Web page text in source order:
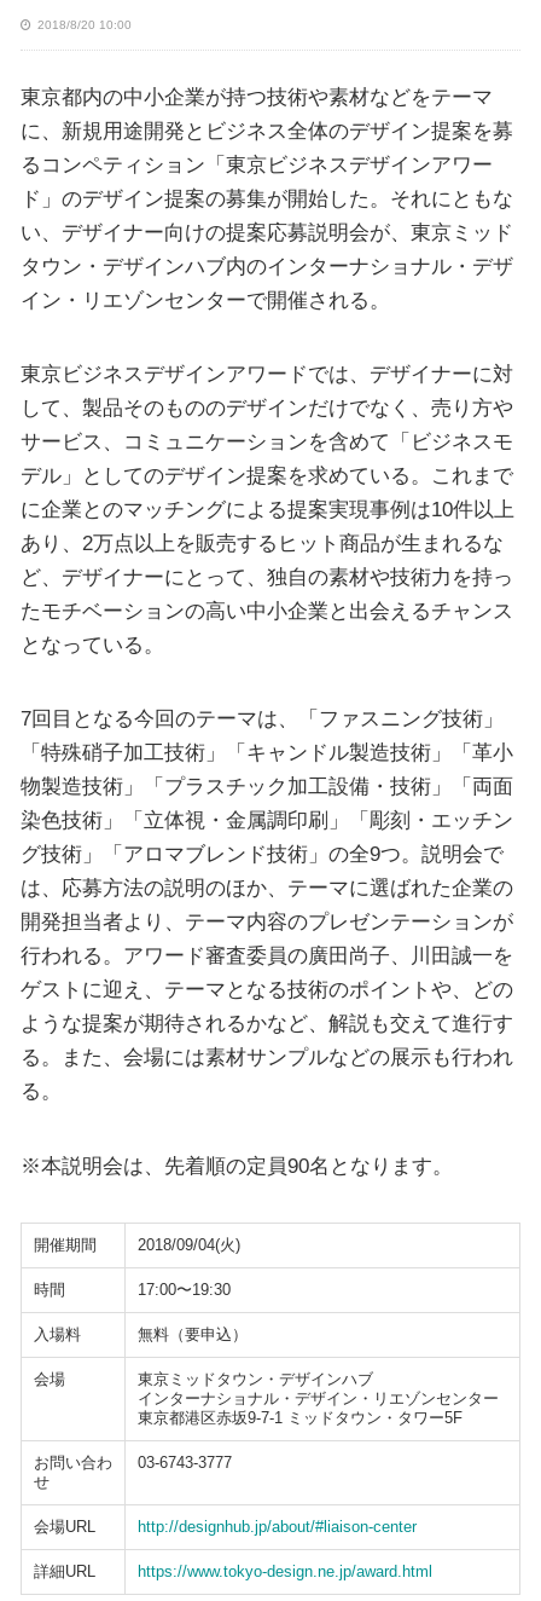
2018/8/20 10:00
東京都内の中小企業が持つ技術や素材などをテーマ
に、新規用途開発とビジネス全体のデザイン提案を募
るコンペティション「東京ビジネスデザインアワー
ド」のデザイン提案の募集が開始した。それにともな
い、デザイナー向けの提案応募説明会が、東京ミッド
タウン・デザインハブ内のインターナショナル・デザ
イン・リエゾンセンターで開催される。
東京ビジネスデザインアワードでは、デザイナーに対
して、製品そのもののデザインだけでなく、売り方や
サービス、コミュニケーションを含めて「ビジネスモ
デル」としてのデザイン提案を求めている。これまで
に企業とのマッチングによる提案実現事例は10件以上
あり、2万点以上を販売するヒット商品が生まれるな
ど、デザイナーにとって、独自の素材や技術力を持っ
たモチベーションの高い中小企業と出会えるチャンス
となっている。
7回目となる今回のテーマは、「ファスニング技術」
「特殊硝子加工技術」「キャンドル製造技術」「革小
物製造技術」「プラスチック加工設備・技術」「両面
染色技術」「立体視・金属調印刷」「彫刻・エッチン
グ技術」「アロマブレンド技術」の全9つ。説明会で
は、応募方法の説明のほか、テーマに選ばれた企業の
開発担当者より、テーマ内容のプレゼンテーションが
行われる。アワード審査委員の廣田尚子、川田誠一を
ゲストに迎え、テーマとなる技術のポイントや、どの
ような提案が期待されるかなど、解説も交えて進行す
る。また、会場には素材サンプルなどの展示も行われ
る。
※本説明会は、先着順の定員90名となります。
開催期間 2018/09/04(火)
時間 17:00〜19:30
入場料 無料（要申込）
会場
東京ミッドタウン・デザインハブ
インターナショナル・デザイン・リエゾンセンター
東京都港区赤坂9-7-1 ミッドタウン・タワー5F
お問い合わ
せ
03-6743-3777
会場URL http://designhub.jp/about/#liaison-center
詳細URL https://www.tokyo-design.ne.jp/award.html